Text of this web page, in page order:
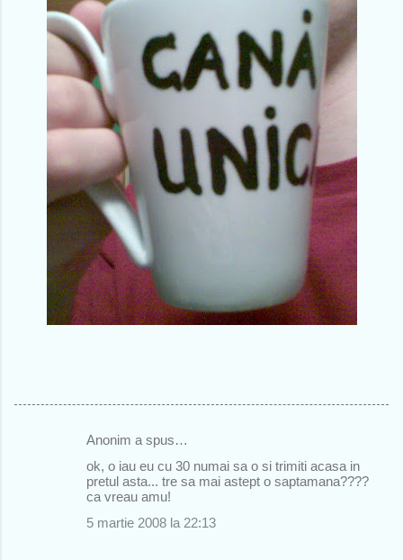
Anonim a spus…
ok, o iau eu cu 30 numai sa o si trimiti acasa in
pretul asta... tre sa mai astept o saptamana????
ca vreau amu!
5 martie 2008 la 22:13